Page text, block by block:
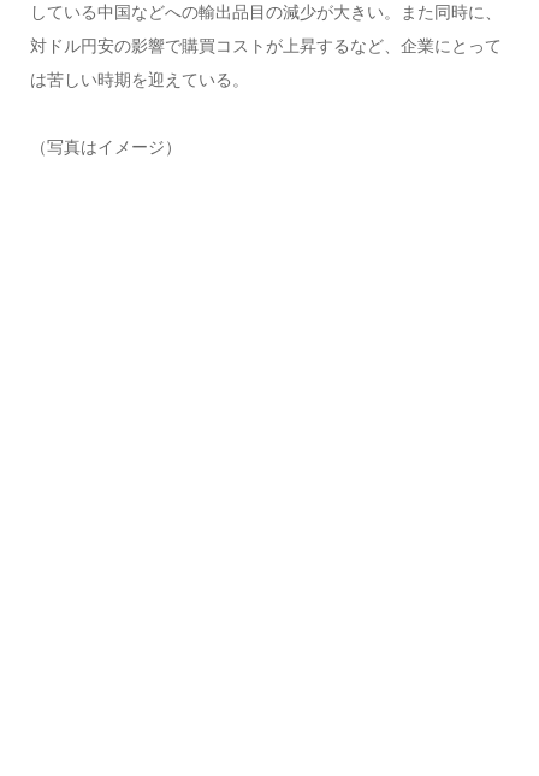
している中国などへの輸出品目の減少が大きい。また同時に、
対ドル円安の影響で購買コストが上昇するなど、企業にとって
は苦しい時期を迎えている。
（写真はイメージ）